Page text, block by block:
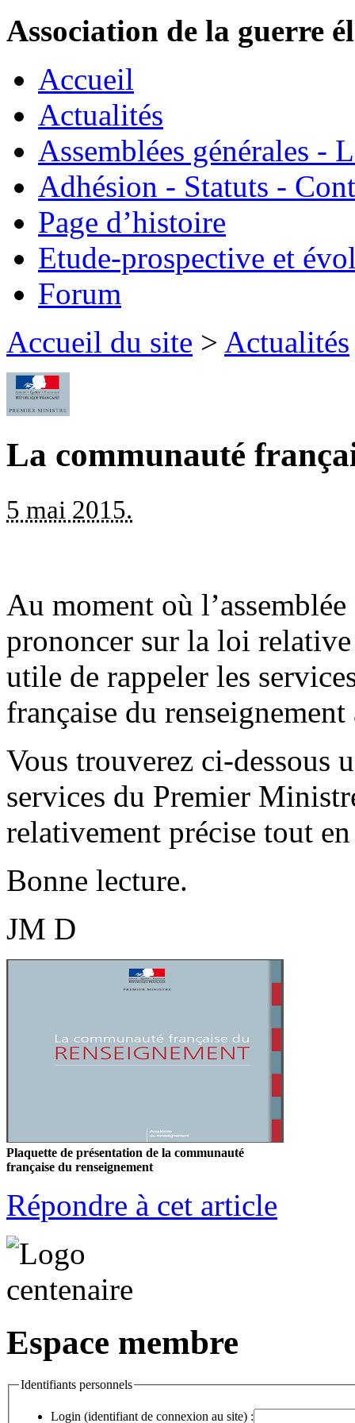
Association de la guerre
Accueil
Actualités
Assemblées générales -
Adhésion - Statuts -
Page d’histoire
Etude-prospective et
Forum
Accueil du site > Actualités
La communauté
5 mai 2015.
Au moment où l’assemblée
prononcer sur la loi
utile de rappeler les
française du
Vous trouverez ci-dessous
services du Premier
relativement précise tout
Bonne lecture.
JM D
Plaquette de présentation de la communauté
française du renseignement
Répondre à cet article
Espace membre
Identifiants personnels
Login (identifiant de connexion au site) :